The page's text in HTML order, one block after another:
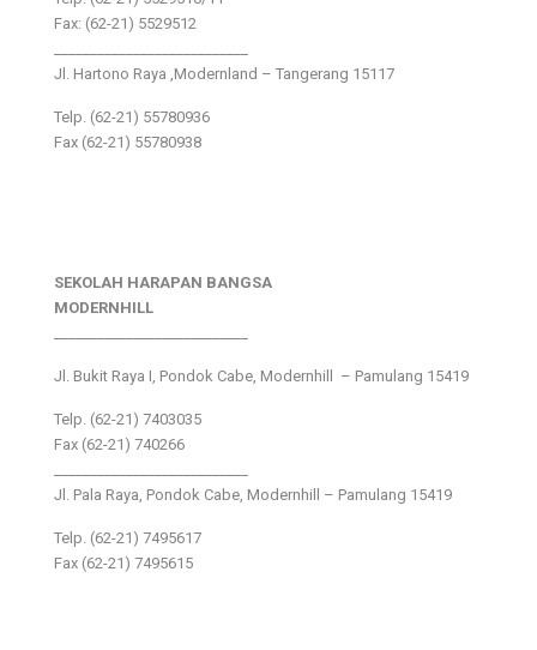
Fax: (62-21) 5529512
Jl. Hartono Raya ,Modernland – Tangerang 15117
Telp. (62-21) 55780936
Fax (62-21) 55780938
SEKOLAH HARAPAN BANGSA
MODERNHILL
Jl. Bukit Raya I, Pondok Cabe, Modernhill – Pamulang 15419
Telp. (62-21) 7403035
Fax (62-21) 740266
Jl. Pala Raya, Pondok Cabe, Modernhill – Pamulang 15419
Telp. (62-21) 7495617
Fax (62-21) 7495615